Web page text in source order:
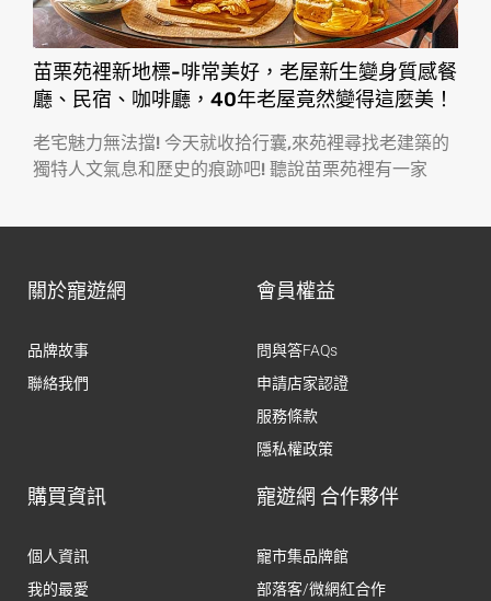
苗栗苑裡新地標-啡常美好，老屋新生變身質感餐
廳、民宿、咖啡廳，40年老屋竟然變得這麼美！
老宅魅力無法擋! 今天就收拾行囊,來苑裡尋找老建築的
獨特人文氣息和歷史的痕跡吧! 聽說苗栗苑裡有一家
關於寵遊網
品牌故事
聯絡我們
會員權益
問與答FAQs
申請店家認證
服務條款
隱私權政策
購買資訊
個人資訊
我的最愛
寵遊網 合作夥伴
寵市集品牌館
部落客/微網紅合作